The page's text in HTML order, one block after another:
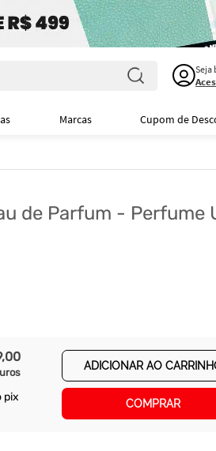
Seja
Marcas Cupom de
de Parfum - Perfume
,00
pix
ADICIONAR AO
COMPRAR